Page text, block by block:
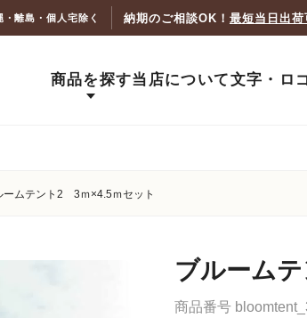
離島・個人宅除く 納期のご相談OK！ 最短当日出荷
商品を探す当店について文字・ロ
ームテント2 3ｍ×4.5ｍセット
ブルーム
商品番号